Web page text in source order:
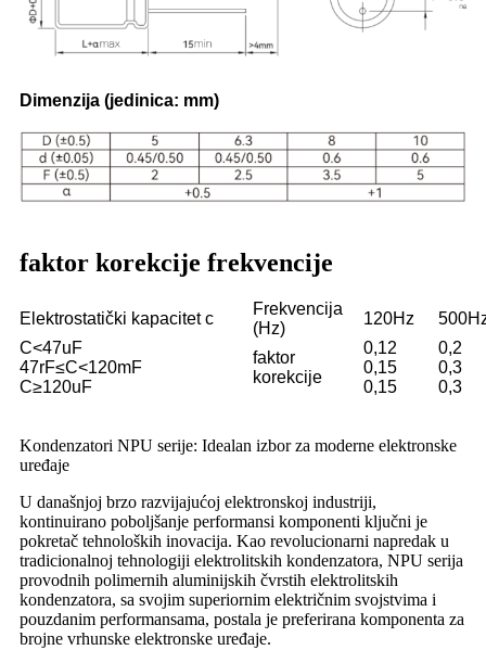
Dimenzija (jedinica: mm)
faktor korekcije frekvencije
Elektrostatički kapacitet c
Frekvencija
(Hz)
120Hz
C<47uF
faktor
korekcije
0,12
0,2
47rF≤C<120mF
0,15
0,3
C≥120uF
0,15 0,3
Kondenzatori NPU serije: Idealan izbor za moderne elektronske
uređaje
U današnjoj brzo razvijajućoj elektronskoj industriji,
kontinuirano poboljšanje performansi komponenti ključni je
pokretač tehnoloških inovacija. Kao revolucionarni napredak u
tradicionalnoj tehnologiji elektrolitskih kondenzatora, NPU serija
provodnih polimernih aluminijskih čvrstih elektrolitskih
kondenzatora, sa svojim superiornim električnim svojstvima i
pouzdanim performansama, postala je preferirana komponenta za
brojne vrhunske elektronske uređaje.